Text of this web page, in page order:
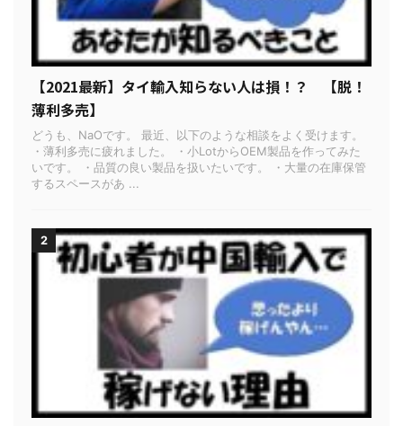
【2021最新】タイ輸入知らない人は損！？ 【脱！
薄利多売】
どうも、NaOです。 最近、以下のような相談をよく受けます。
・薄利多売に疲れました。 ・小LotからOEM製品を作ってみた
いです。 ・品質の良い製品を扱いたいです。 ・大量の在庫保管
するスペースがあ ...
2